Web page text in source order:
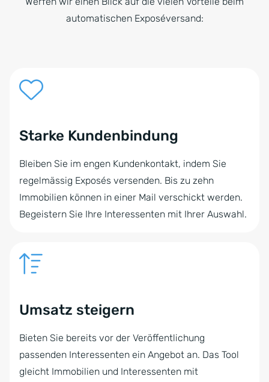
automatischen Exposéversand:
Starke Kundenbindung
Bleiben Sie im engen Kundenkontakt, indem Sie
regelmässig Exposés versenden. Bis zu zehn
Immobilien können in einer Mail verschickt werden.
Begeistern Sie Ihre Interessenten mit Ihrer Auswahl.
Umsatz steigern
Bieten Sie bereits vor der Veröffentlichung
passenden Interessenten ein Angebot an. Das Tool
gleicht Immobilien und Interessenten mit